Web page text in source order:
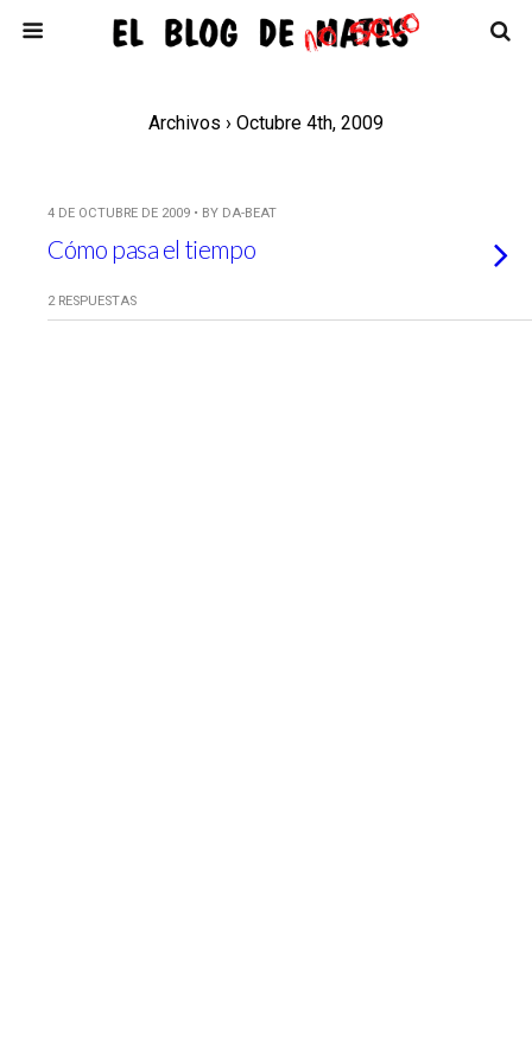
Archivos › Octubre 4th, 2009
4 DE OCTUBRE DE 2009 • BY DA-BEAT
Cómo pasa el tiempo
2 RESPUESTAS